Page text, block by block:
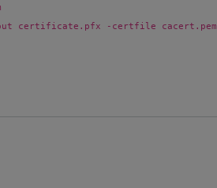
certificate.pfx -certfile cacert.pem